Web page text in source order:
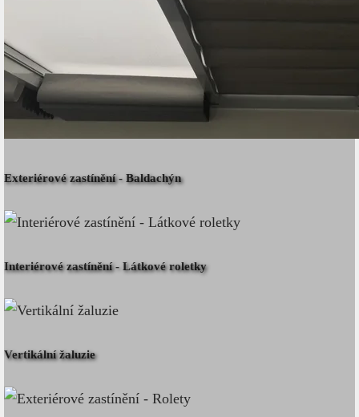
Exteriérové zastínění - Baldachýn
Interiérové zastínění - Látkové roletky
Vertikální žaluzie